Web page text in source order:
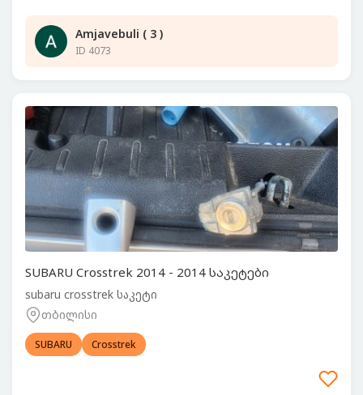
Amjavebuli ( 3 )
ID 4073
SUBARU Crosstrek 2014 - 2014 საკეტები
subaru crosstrek საკეტი
თბილისი
SUBARU Crosstrek